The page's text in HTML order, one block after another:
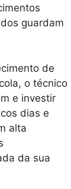
guardam
de
o técnico
e investir
dias e
alta
da sua